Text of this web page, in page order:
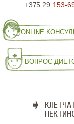
+375 29 153-
ВОПРОС
ONLINE